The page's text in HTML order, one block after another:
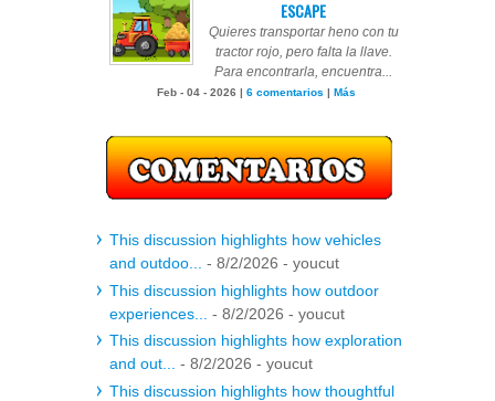
ESCAPE
Quieres transportar heno con tu
tractor rojo, pero falta la llave.
Para encontrarla, encuentra...
Feb - 04 - 2026 | 6 comentarios | Más
This discussion highlights how vehicles
and outdoo...
- 8/2/2026 - youcut
This discussion highlights how outdoor
experiences...
- 8/2/2026 - youcut
This discussion highlights how exploration
and out...
- 8/2/2026 - youcut
This discussion highlights how thoughtful